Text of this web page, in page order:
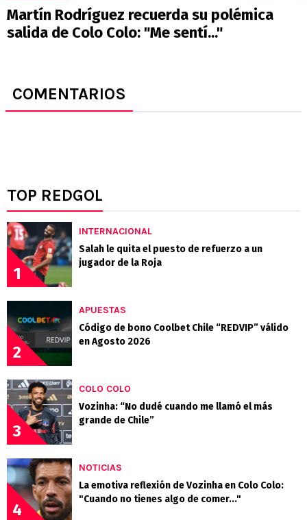
Martín Rodríguez recuerda su polémica
salida de Colo Colo: "Me sentí..."
COMENTARIOS
TOP REDGOL
1
INTERNACIONAL
Salah le quita el puesto de refuerzo a un
jugador de la Roja
2
APUESTAS
Código de bono Coolbet Chile “REDVIP” válido
en Agosto 2026
3
COLO COLO
Vozinha: “No dudé cuando me llamó el más
grande de Chile”
4
NOTICIAS
La emotiva reflexión de Vozinha en Colo Colo:
"Cuando no tienes algo de comer..."